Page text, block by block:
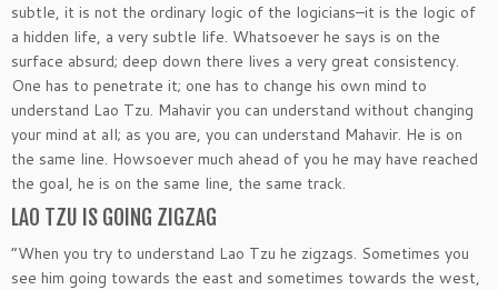
subtle, it is not the ordinary logic of the logicians–it is the logic of
a hidden life, a very subtle life. Whatsoever he says is on the
surface absurd; deep down there lives a very great consistency.
One has to penetrate it; one has to change his own mind to
understand Lao Tzu. Mahavir you can understand without changing
your mind at all; as you are, you can understand Mahavir. He is on
the same line. Howsoever much ahead of you he may have reached
the goal, he is on the same line, the same track.
LAO TZU IS GOING ZIGZAG
“When you try to understand Lao Tzu he zigzags. Sometimes you
see him going towards the east and sometimes towards the west,